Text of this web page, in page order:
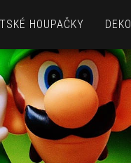
HOUPAČKY